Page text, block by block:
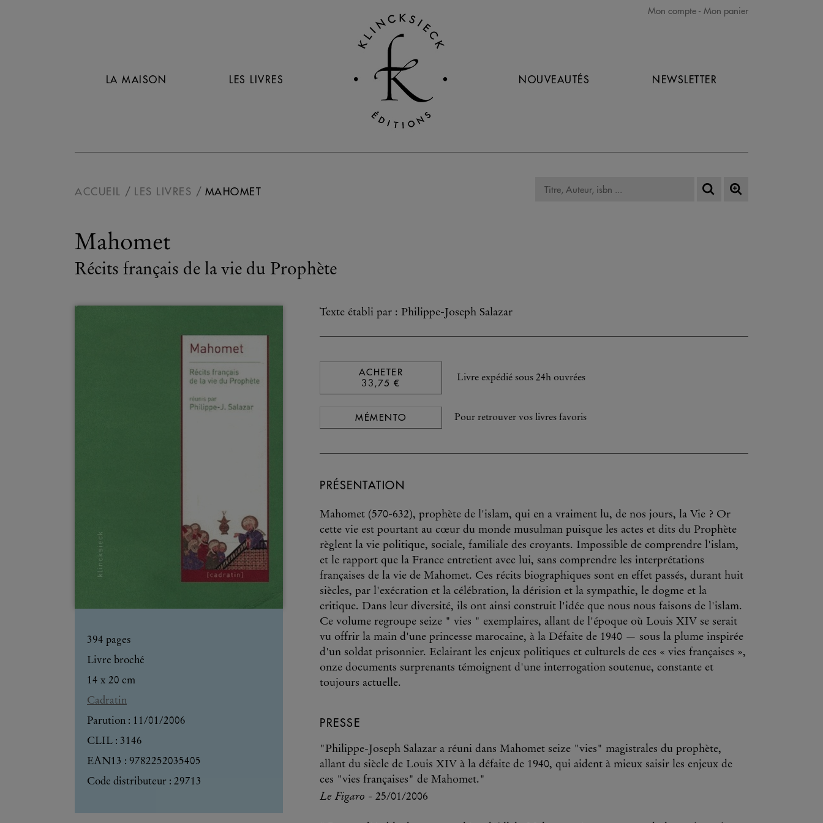
Mon compte Mon panier
LA MAISON LES LIVRES NOUVEAUTÉS NEWSLETTER
ACCUEIL LES LIVRES MAHOMET
Mahomet
Récits français de la vie du Prophète
394 pages
Livre broché
14 x 20 cm
Cadratin
Parution : 11/01/2006
CLIL : 3146
EAN13 : 9782252035405
Code distributeur : 29713
Texte établi par : Philippe-Joseph Salazar
ACHETER
33,75 €
Livre expédié sous 24h ouvrées
MÉMENTO Pour retrouver vos livres favoris
PRÉSENTATION
Mahomet (570-632), prophète de l'islam, qui en a vraiment lu, de nos jours, la Vie ? Or
cette vie est pourtant au cœur du monde musulman puisque les actes et dits du Prophète
règlent la vie politique, sociale, familiale des croyants. Impossible de comprendre l'islam,
et le rapport que la France entretient avec lui, sans comprendre les interprétations
françaises de la vie de Mahomet. Ces récits biographiques sont en effet passés, durant huit
siècles, par l'exécration et la célébration, la dérision et la sympathie, le dogme et la
critique. Dans leur diversité, ils ont ainsi construit l'idée que nous nous faisons de l'islam.
Ce volume regroupe seize " vies " exemplaires, allant de l'époque où Louis XIV se serait
vu offrir la main d'une princesse marocaine, à la Défaite de 1940 — sous la plume inspirée
d'un soldat prisonnier. Eclairant les enjeux politiques et culturels de ces « vies françaises »,
onze documents surprenants témoignent d'une interrogation soutenue, constante et
toujours actuelle.
PRESSE
"Philippe-Joseph Salazar a réuni dans Mahomet seize "vies" magistrales du prophète,
allant du siècle de Louis XIV à la défaite de 1940, qui aident à mieux saisir les enjeux de
ces "vies françaises" de Mahomet."
Le Figaro - 25/01/2006